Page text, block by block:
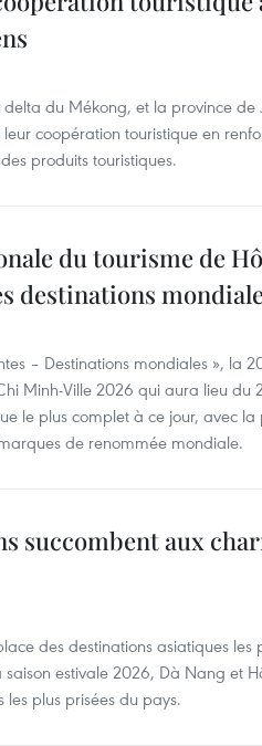
du Mékong, et la province de
coopération touristique en
produits touristiques.
du tourisme de
destinations
– Destinations mondiales », la
Minh-Ville 2026 qui aura lieu du
le plus complet à ce jour, avec
de renommée mondiale.
succombent aux
des destinations asiatiques les
estivale 2026, Dà Nang et
les plus prisées du pays.